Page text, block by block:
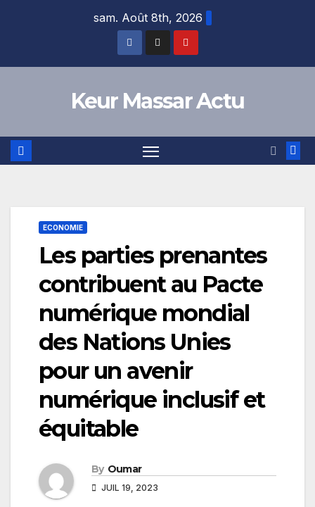
sam. Août 8th, 2026
Keur Massar Actu
ECONOMIE
Les parties prenantes
contribuent au Pacte
numérique mondial
des Nations Unies
pour un avenir
numérique inclusif et
équitable
By Oumar
JUIL 19, 2023